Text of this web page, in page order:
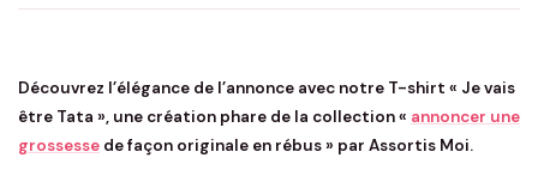
Découvrez l’élégance de l’annonce avec notre T-shirt « Je vais
être Tata », une création phare de la collection « annoncer une
grossesse de façon originale en rébus » par Assortis Moi.